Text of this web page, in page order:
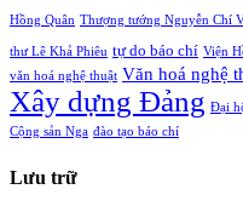
Hồng Quân Thượng tướng Nguyễn Chí
thư Lê Khả Phiêu tự do báo chí Viện
văn hoá nghệ thuật Văn hoá nghệ
Xây dựng Đảng Đại
Cộng sản Nga đào tạo báo chí
Lưu trữ